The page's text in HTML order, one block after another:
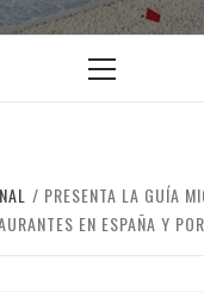
Menu
PRESENTA LA GUÍA
EN ESPAÑA Y